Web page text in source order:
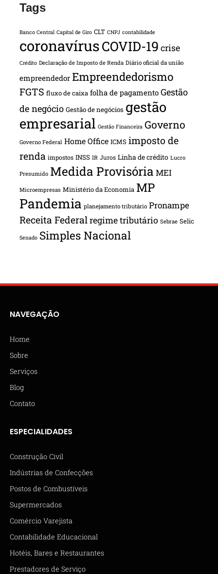
Tags
Banco Central Capital de Giro CLT CNPJ contabilidade
coronavírusCOVID-19 crise
Crédito Declaração de Imposto de Renda Diário oficial da união
empreendedor Empreendedorismo
FGTS fluxo de caixa folha de pagamento Gestão
de negócio Gestão de negócios gestão
empresarial Gestão Financeira Governo
Governo Federal Home Office ICMS imposto de
renda impostos INSS IR Juros Linha de crédito Lucro
Presumido Medida Provisória MEI
Microempresas Ministério da Economia MP
Pandemia planejamento tributário Pronampe
Receita Federalregime tributário Sebrae Selic
Senado Simples Nacional
NAVEGAÇÃO
Home
Sobre
Serviços
Blog
Contato
ESPECIALIDADES
Construção Civil
Indústrias de Confecções
Postos de Combustíveis
Supermercados
Comércio Varejista
Contabilidade Educacional
Hotéis, Bares e Restaurantes
Prestadores de Serviço